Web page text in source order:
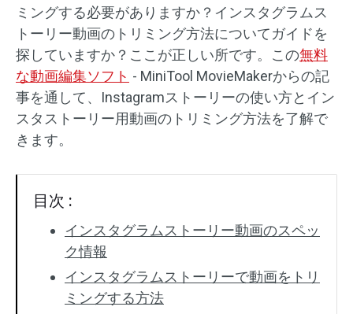
動画エフェクト
動画色調整
回転/反転
バッチ処理
ミングする必要がありますか？インスタグラムス
トーリー動画のトリミング方法についてガイドを
探していますか？ここが正しい所です。この無料
な動画編集ソフト - MiniTool MovieMakerからの記
事を通して、Instagramストーリーの使い方とイン
スタストーリー用動画のトリミング方法を了解で
きます。
目次 :
インスタグラムストーリー動画のスペッ
ク情報
インスタグラムストーリーで動画をトリ
ミングする方法